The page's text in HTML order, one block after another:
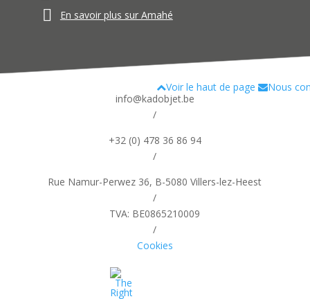
Voir le haut de page Nous
En savoir plus sur Amahé
info@kadobjet.be
/
+32 (0) 478 36 86 94
/
Rue Namur-Perwez 36, B-5080 Villers-lez-Heest
/
TVA: BE0865210009
/
Cookies